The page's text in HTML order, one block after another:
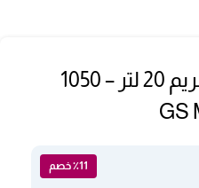
ميكرويف جنرال سوبريم 20 لتر – 1050
٪11 خصم